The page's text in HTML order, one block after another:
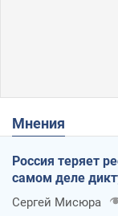
Мнения
Россия теряет
самом деле
Сергей Мисюра